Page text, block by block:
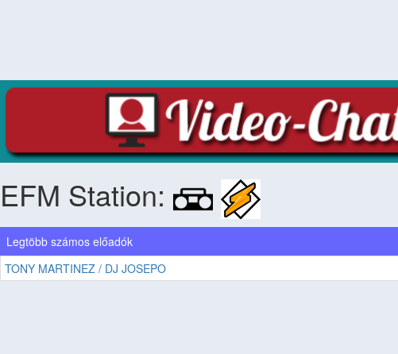
EFM Station:
Legtöbb számos előadók
TONY MARTINEZ / DJ JOSEPO